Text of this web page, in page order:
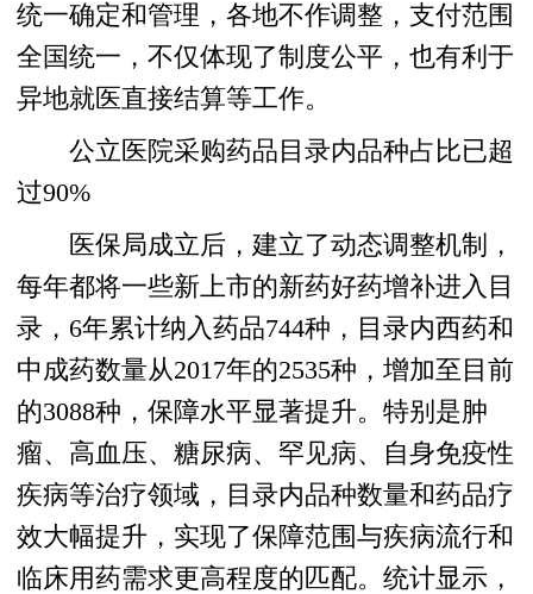
统一确定和管理，各地不作调整，支付范围
全国统一，不仅体现了制度公平，也有利于
异地就医直接结算等工作。
公立医院采购药品目录内品种占比已超
过90%
医保局成立后，建立了动态调整机制，
每年都将一些新上市的新药好药增补进入目
录，6年累计纳入药品744种，目录内西药和
中成药数量从2017年的2535种，增加至目前
的3088种，保障水平显著提升。特别是肿
瘤、高血压、糖尿病、罕见病、自身免疫性
疾病等治疗领域，目录内品种数量和药品疗
效大幅提升，实现了保障范围与疾病流行和
临床用药需求更高程度的匹配。统计显示，